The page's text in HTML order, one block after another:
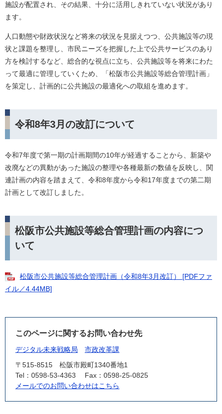
施設が配置され、その結果、十分に活用しきれていない状況があり
ます。
人口動態や財政状況など将来の状況を見据えつつ、公共施設等の現
状と課題を整理し、市民ニーズを把握した上で公共サービスのあり
方を検討するなど、総合的な視点に立ち、公共施設等を将来にわた
って最適に管理していくため、「松阪市公共施設等総合管理計画」
を策定し、計画的に公共施設の最適化への取組を進めます。
令和8年3月の改訂について
令和7年度で第一期の計画期間の10年が経過することから、新築や
改廃などの異動があった施設の整理や各種最新の数値を反映し、関
連計画の内容を踏まえて、令和8年度から令和17年度までの第二期
計画として改訂しました。
松阪市公共施設等総合管理計画の内容につ
いて
松阪市公共施設等総合管理計画（令和8年3月改訂） [PDFファ
イル／4.44MB]
このページに関するお問い合わせ先
デジタル未来戦略局
市政改革課
〒515-8515
松阪市殿町1340番地1
Tel：0598-53-4363
Fax：0598-25-0825
メールでのお問い合わせはこちら